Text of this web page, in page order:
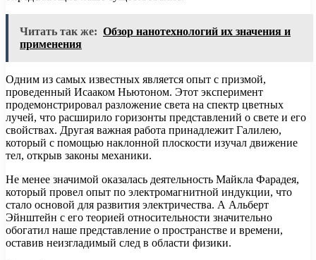
Читать так же: Обзор нанотехнологий их значения и
применения
Одним из самых известных является опыт с призмой,
проведенный Исааком Ньютоном. Этот эксперимент
продемонстрировал разложение света на спектр цветных
лучей, что расширило горизонты представлений о свете и его
свойствах. Другая важная работа принадлежит Галилею,
который с помощью наклонной плоскости изучал движение
тел, открыв законы механики.
Не менее значимой оказалась деятельность Майкла Фарадея,
который провел опыт по электромагнитной индукции, что
стало основой для развития электричества. А Альберт
Эйнштейн с его теорией относительности значительно
обогатил наше представление о пространстве и времени,
оставив неизгладимый след в области физики.